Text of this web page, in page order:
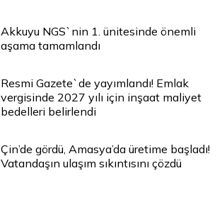
Akkuyu NGS`nin 1. ünitesinde önemli
aşama tamamlandı
Resmi Gazete`de yayımlandı! Emlak
vergisinde 2027 yılı için inşaat maliyet
bedelleri belirlendi
Çin’de gördü, Amasya’da üretime başladı!
Vatandaşın ulaşım sıkıntısını çözdü